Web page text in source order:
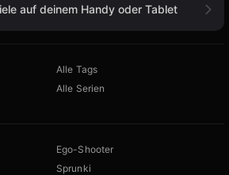
auf deinem Handy oder Tablet
Alle Tags
Alle Serien
Ego-Shooter
Sprunki